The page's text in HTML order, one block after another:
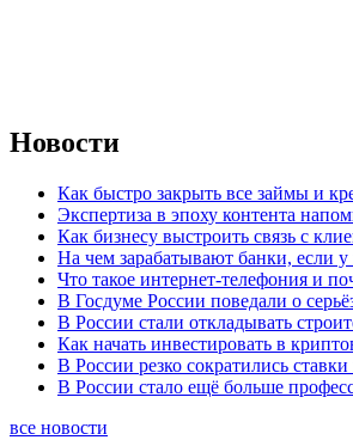
Новости
Как быстро закрыть все займы и
Экспертиза в эпоху контента
Как бизнесу выстроить связь с
На чем зарабатывают банки, если
Что такое интернет-телефония и
В Госдуме России поведали о
В России стали откладывать
Как начать инвестировать в
В России резко сократились
В России стало ещё больше
все новости